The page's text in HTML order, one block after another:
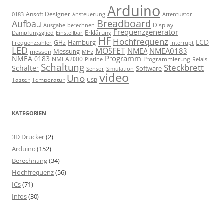
0183 Ansoft Designer Ansteuerung Arduino Attentuator
Aufbau Ausgabe berechnen Breadboard Display
Dämpfungsglied Einstellbar Erklärung Frequenzgenerator
Frequenzzähler GHz Hamburg HF Hochfrequenz Interrupt LCD
LED messen Messung MHz MOSFET NMEA NMEA0183
NMEA 0183 NMEA2000 Platine Programm Programmierung Relais
Schalter Schaltung Sensor Simulation Software Steckbrett
Taster Temperatur Uno USB video
KATEGORIEN
3D Drucker(2)
Arduino (152)
Berechnung(34)
Hochfrequenz(56)
ICs(71)
Infos(30)